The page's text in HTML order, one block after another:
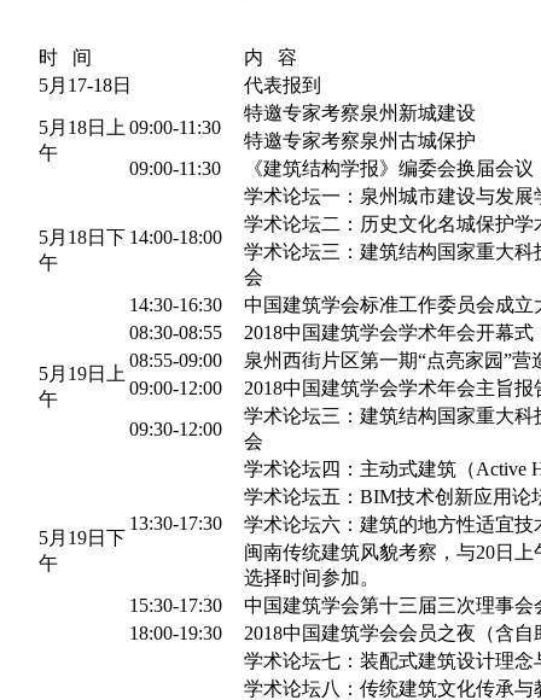
时 间
内 容
5月17-18日
代表报到
5月18日上
午
09:00-11:30
特邀专家考察泉州新城建设
特邀专家考察泉州古城保护
09:00-11:30
《建筑结构学报》编委会换届会议
5月18日下
午
14:00-18:00
学术论坛一：泉州城市建设与发展
学术论坛二：历史文化名城保护学
学术论坛三：建筑结构国家重大科
会
14:30-16:30
中国建筑学会标准工作委员会成立
5月19日上
午
08:30-08:55
2018中国建筑学会学术年会开幕式
08:55-09:00
泉州西街片区第一期“点亮家园”营
09:00-12:00
2018中国建筑学会学术年会主旨报
09:30-12:00
学术论坛三：建筑结构国家重大科
会
5月19日下
午
13:30-17:30
学术论坛四：主动式建筑（Active
学术论坛五：BIM技术创新应用论
学术论坛六：建筑的地方性适宜技
闽南传统建筑风貌考察，与20日
选择时间参加。
15:30-17:30
中国建筑学会第十三届三次理事会
18:00-19:30
2018中国建筑学会会员之夜（含自
学术论坛七：装配式建筑设计理念
学术论坛八：传统建筑文化传承与